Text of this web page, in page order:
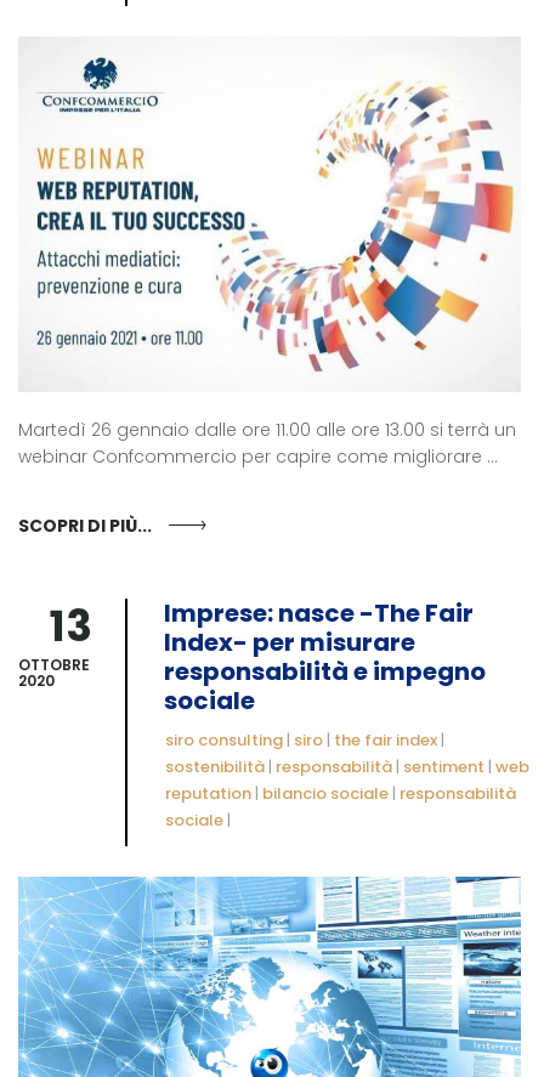
Martedì 26 gennaio dalle ore 11.00 alle ore 13.00 si terrà un
webinar Confcommercio per capire come migliorare ...
SCOPRI DI PIÙ...
13
OTTOBRE
2020
Imprese: nasce -The Fair
Index- per misurare
responsabilità e impegno
sociale
siro consulting | siro | the fair index |
sostenibilità | responsabilità | sentiment | web
reputation | bilancio sociale | responsabilità
sociale |